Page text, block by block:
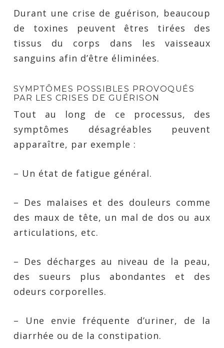
Durant une crise de guérison, beaucoup
de toxines peuvent êtres tirées des
tissus du corps dans les vaisseaux
sanguins afin d’être éliminées.
SYMPTÔMES POSSIBLES PROVOQUÉS
PAR LES CRISES DE GUÉRISON
Tout au long de ce processus, des
symptômes désagréables peuvent
apparaître, par exemple :
– Un état de fatigue général.
– Des malaises et des douleurs comme
des maux de tête, un mal de dos ou aux
articulations, etc.
– Des décharges au niveau de la peau,
des sueurs plus abondantes et des
odeurs corporelles.
– Une envie fréquente d’uriner, de la
diarrhée ou de la constipation.